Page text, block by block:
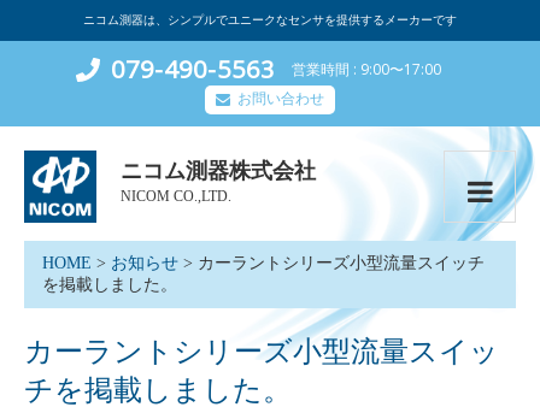
ニコム測器は、シンプルでユニークなセンサを提供するメーカーです
079-490-5563 営業時間 9:00〜17:00
お問い合わせ
ニコム測器株式会社
NICOM CO.,LTD.
HOME > お知らせ > カーラントシリーズ小型流量スイッチ
を掲載しました。
カーラントシリーズ小型流量スイッ
チを掲載しました。